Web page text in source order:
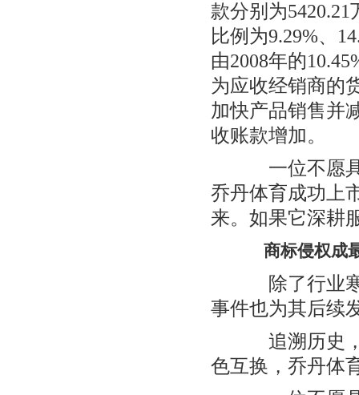
款分别为
比例为9.29%、
由2008年的
为应收经销商的
加快产品销售并
收账款增加。
一位不愿具
乔丹体育成功上
来。如果它深耕
商标侵权成
除了行业寒
事件也为其后续
追溯历史，
色互换，乔丹体